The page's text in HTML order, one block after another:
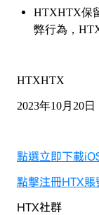
HTXHTX保
弊行為，
HTXHTX
2023年10月 20日
點選立即下載
點擊注冊HTX賬
HTX社群